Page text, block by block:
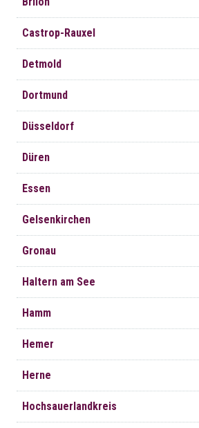
Castrop-Rauxel
Detmold
Dortmund
Düsseldorf
Düren
Essen
Gelsenkirchen
Gronau
Haltern am See
Hamm
Hemer
Herne
Hochsauerlandkreis